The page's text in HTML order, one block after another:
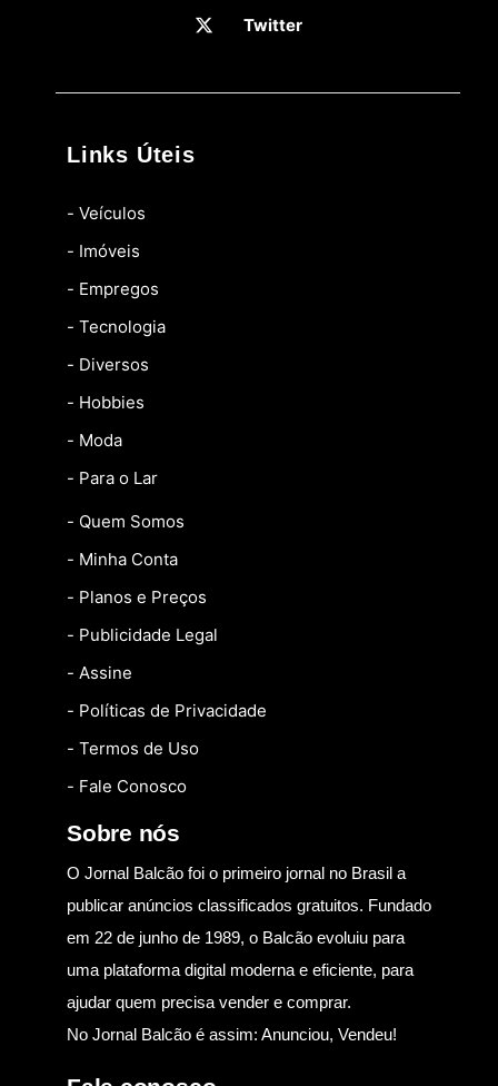
Twitter
Links Úteis
- Veículos
- Imóveis
- Empregos
- Tecnologia
- Diversos
- Hobbies
- Moda
- Para o Lar
- Quem Somos
- Minha Conta
- Planos e Preços
- Publicidade Legal
- Assine
- Políticas de Privacidade
- Termos de Uso
- Fale Conosco
Sobre nós
O Jornal Balcão foi o primeiro jornal no Brasil a
publicar anúncios classificados gratuitos. Fundado
em 22 de junho de 1989, o Balcão evoluiu para
uma plataforma digital moderna e eficiente, para
ajudar quem precisa vender e comprar.
No Jornal Balcão é assim: Anunciou, Vendeu!